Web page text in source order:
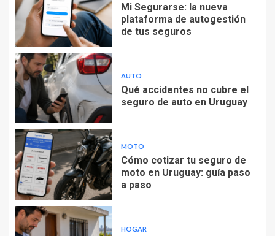
Mi Segurarse: la nueva
plataforma de autogestión
de tus seguros
AUTO
Qué accidentes no cubre el
seguro de auto en Uruguay
MOTO
Cómo cotizar tu seguro de
moto en Uruguay: guía paso
a paso
HOGAR